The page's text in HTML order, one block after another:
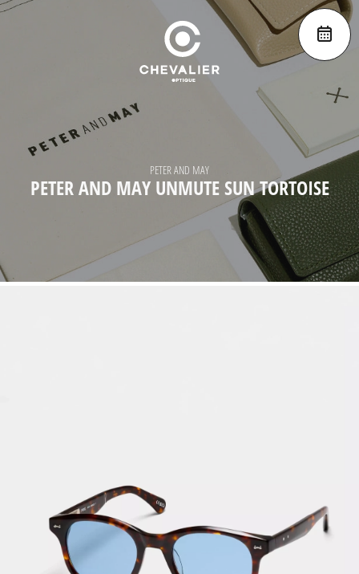
PETER AND MAY
PETER AND MAY UNMUTE SUN TORTOISE